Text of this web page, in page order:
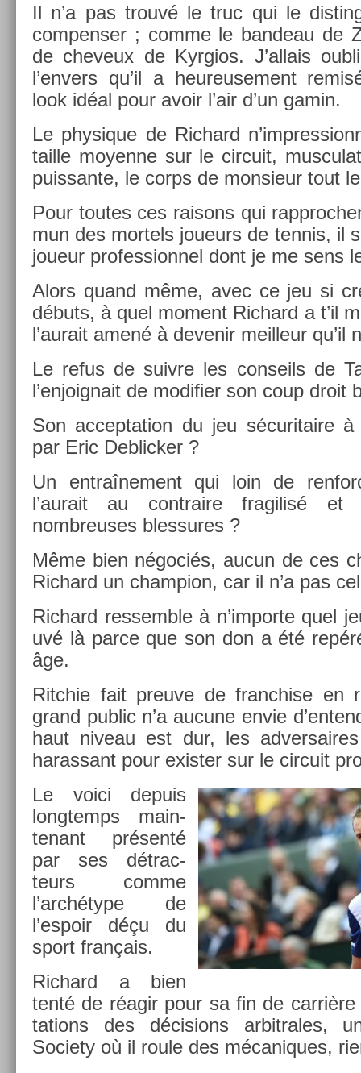
Il n’a pas trouvé le truc qui le
com­pens­er ; comme le ban­deau de
de cheveux de Kyr­gios. J’al­lais
l’env­ers qu’il a heureuse­ment
look idéal pour avoir l’air d’un gamin.
Le physique de Ric­hard
tail­le moyen­ne sur le cir­cuit,
puis­sante, le corps de mon­sieur tout
Pour toutes ces raisons qui
mun des mor­tels joueurs de ten­nis, il
joueur pro­fes­sion­nel dont je me sens
Alors quand même, avec ce jeu si
débuts, à quel mo­ment Ric­hard a t’il
l’aurait amené à de­venir meil­leur qu’il
Le refus de suiv­re les con­seils de
l’en­joig­nait de modifi­er son coup droit
Son ac­cepta­tion du jeu sécuritaire
par Eric De­blick­er ?
Un en­traî­ne­ment qui loin de
l’aurait au contra­ire fragilisé
nombreuses bles­sures ?
Même bien négociés, aucun de ces
Ric­hard un champ­ion, car il n’a pas
Ric­hard re­ssemble à n’im­porte quel
uvé là parce que son don a été
âge.
Ritchie fait pre­uve de franch­ise en
grand pub­lic n’a aucune envie
haut niveau est dur, les
haras­sant pour ex­ist­er sur le cir­cuit
Le voici de­puis
longtemps main­
tenant présenté
par ses détrac­
teurs comme
l’archétype de
l’es­poir déçu du
sport français.
Ric­hard a bien
tenté de réagir pour sa fin de
ta­tions des décis­ions ar­bitrales,
Society où il roule des mécaniques,